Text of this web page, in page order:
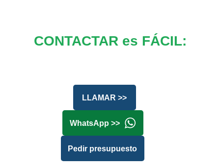
CONTACTAR es FÁCIL:
LLAMAR >>
WhatsApp >>
Pedir presupuesto